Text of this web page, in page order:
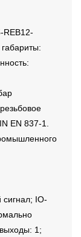
REB12-
EN 837-1.
IO-
1;